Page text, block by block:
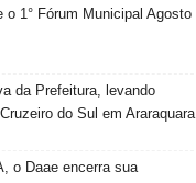
o 1° Fórum Municipal Agosto
da Prefeitura, levando
do Sul em Araraquara
o Daae encerra sua